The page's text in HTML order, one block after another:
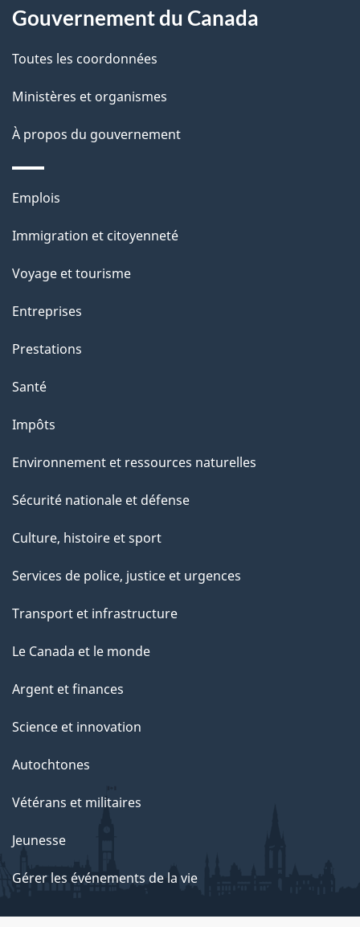
a
g
e
a
t
i
n
s
u
r
c
t
t
a
e
Gouvernement du Canada
Toutes les coordonnées
Ministères et organismes
À propos du gouvernement
Thèmes
sujets
Emplois
Immigration et citoyenneté
Voyage et tourisme
Entreprises
Prestations
Santé
Impôts
Environnement et ressources naturelles
Sécurité nationale et défense
Culture, histoire et sport
Services de police, justice et urgences
Transport et infrastructure
Le Canada et le monde
Argent et finances
Science et innovation
Autochtones
Vétérans et militaires
Jeunesse
Gérer les événements de la vie